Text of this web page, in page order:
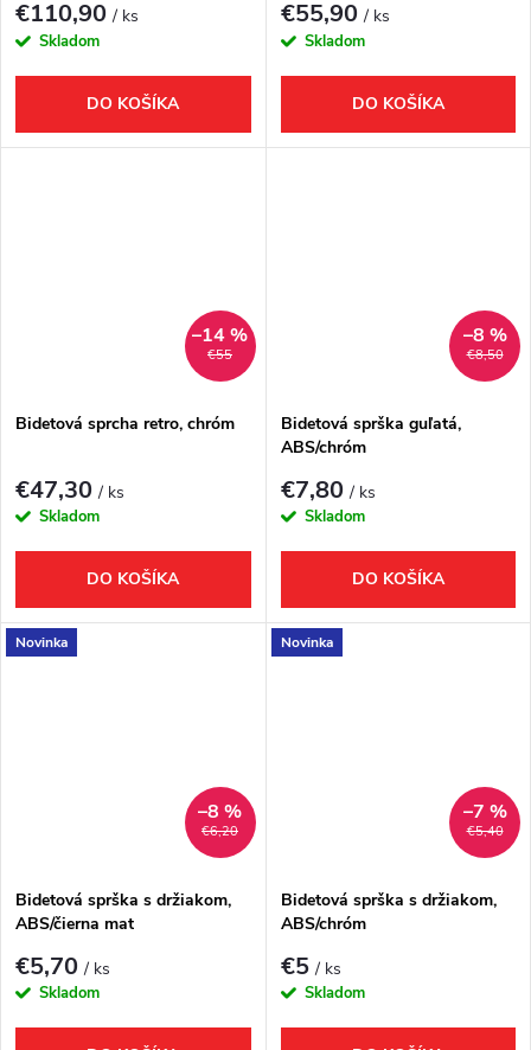
€110,90/ ks
Skladom
DO KOŠÍKA
€55,90/ ks
Skladom
DO KOŠÍKA
€55
–14 %
Bidetová sprcha retro, chróm
€47,30/ ks
Skladom
DO KOŠÍKA
€8,50
–8 %
Bidetová sprška guľatá,
ABS/chróm
€7,80/ ks
Skladom
DO KOŠÍKA
Novinka
€6,20
–8 %
Bidetová sprška s držiakom,
ABS/čierna mat
€5,70/ ks
Skladom
Novinka
€5,40
–7 %
Bidetová sprška s držiakom,
ABS/chróm
€5/ ks
Skladom